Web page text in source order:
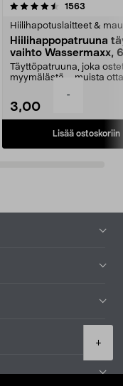
-
+
1563
Hiilihapotuslaitteet &
Hiilihappopatruuna
vaihto Wassermaxx,
Täyttöpatruuna, joka
myymälästä – muista
3,00
Lisää ostoskoriin
4.5viidestä